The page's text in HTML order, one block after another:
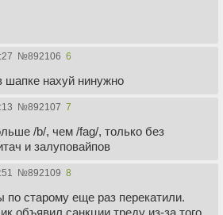
№892106 6
шапке нахуй нинужно
№892107 7
/b/, чем /fag/, только без
и залуповайпов
№892109 8
по старому еще раз перекатили.
объявил санкции треду из-за того,